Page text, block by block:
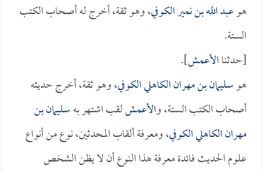
هوعبد الله بن نمير الكوفي، وهو ثقة، أخرج له أصحاب الكتب
الستة.
[حدثناالأعمش].
هوسليمان بن مهران الكاهلي الكوفي، وهو ثقة، أخرج حديثه
أصحاب الكتب الستة، والأعمشلقب اشتهر بهسليمان بن
مهران الكاهلي الكوفي، ومعرفة ألقاب المحدثين، نوع من أنواع
علوم الحديث فائدة معرفة هذا النوع أن لا يظن الشخص